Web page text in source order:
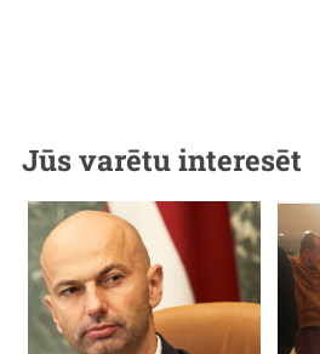
Jūs varētu interesēt